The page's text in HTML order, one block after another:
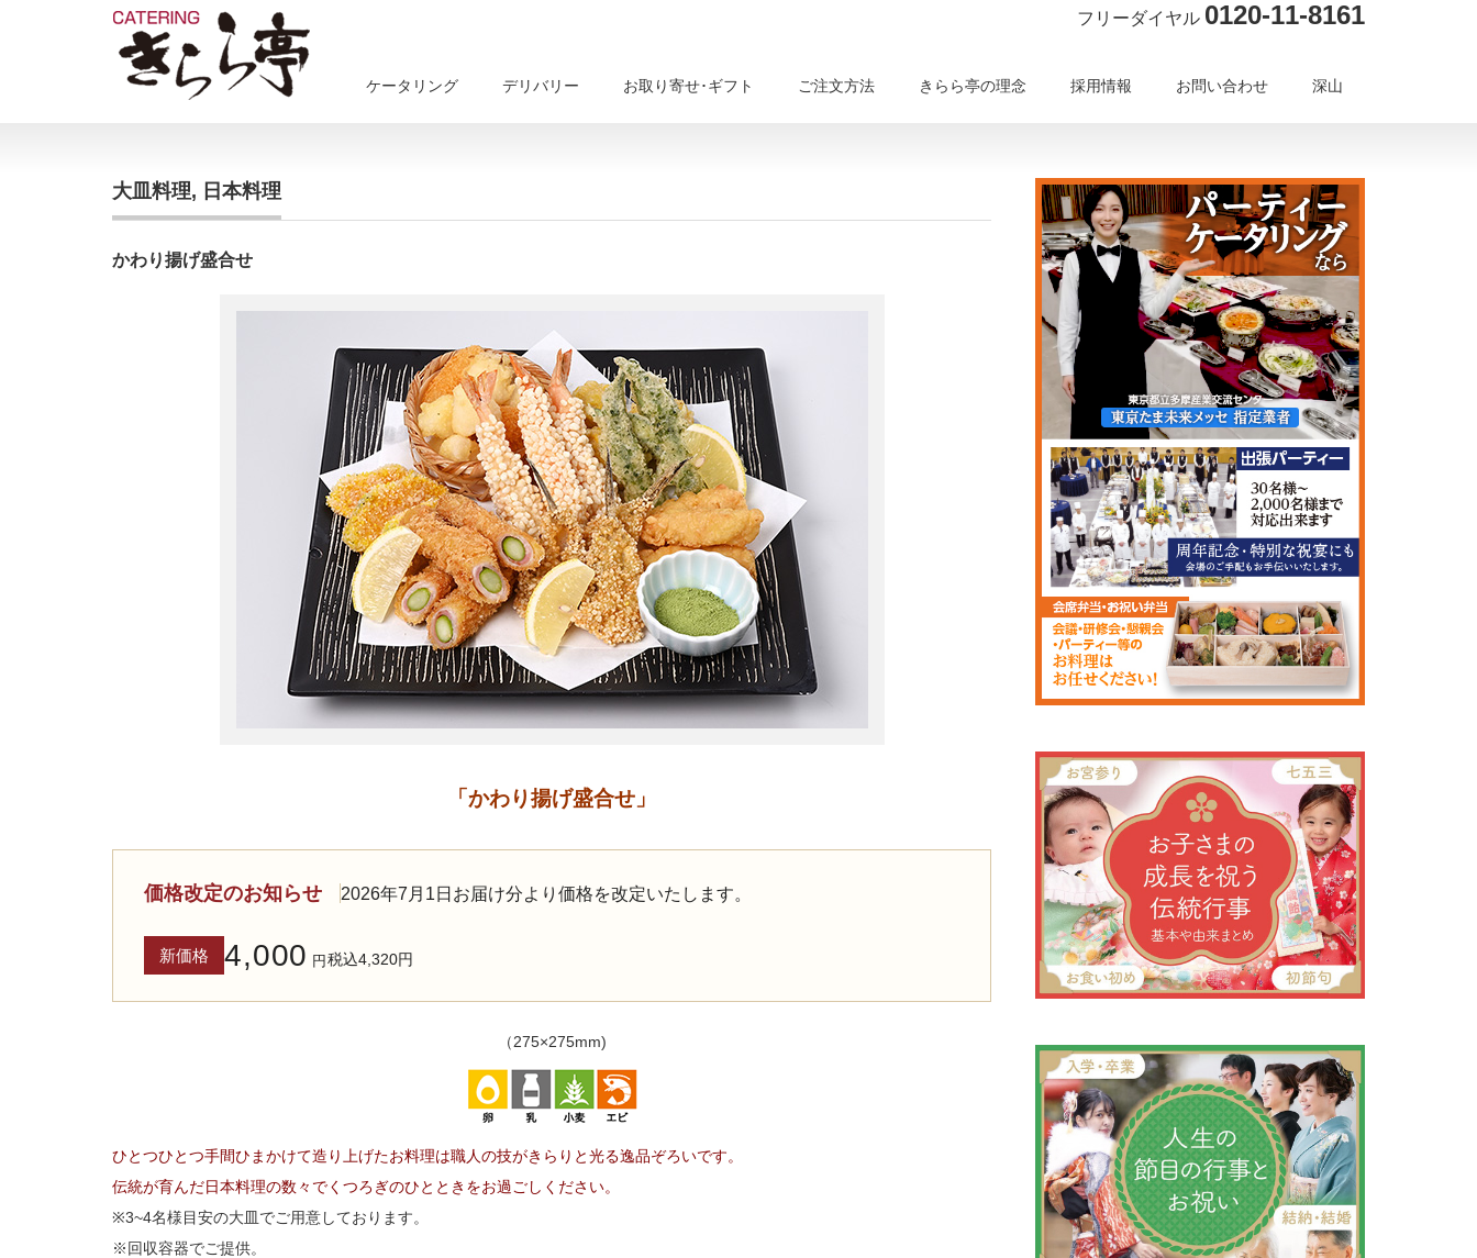
フリーダイヤル 0120-11-8161
ケータリング デリバリー お取り寄せ･ギフト ご注文方法 きらら亭の理念 採用情報 お問い合わせ 深山
大皿料理, 日本料理
かわり揚げ盛合せ
「かわり揚げ盛合せ 」
価格改定のお知らせ 2026年7月1日お届け分より価格を改定いたします。
新価格 4,000 円税込4,320円
（275×275mm)
ひとつひとつ手間ひまかけて造り上げたお料理は職人の技がきらりと光る逸品ぞろいです。
伝統が育んだ日本料理の数々でくつろぎのひとときをお過ごしください。
※3~4名様目安の大皿でご用意しております。
※回収容器でご提供。